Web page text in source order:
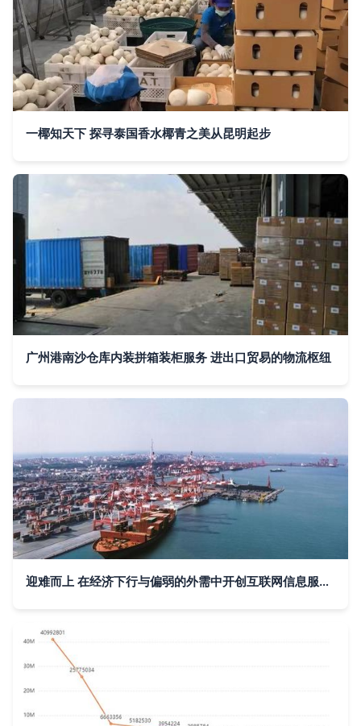
一椰知天下 探寻泰国香水椰青之美从昆明起步
广州港南沙仓库内装拼箱装柜服务 进出口贸易的物流枢纽
迎难而上 在经济下行与偏弱的外需中开创互联网信息服务新格局